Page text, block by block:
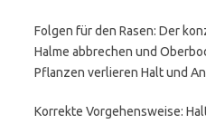
Folgen für den Rasen: Der
Halme abbrechen und
Pflanzen verlieren Halt und
Korrekte Vorgehensweise: